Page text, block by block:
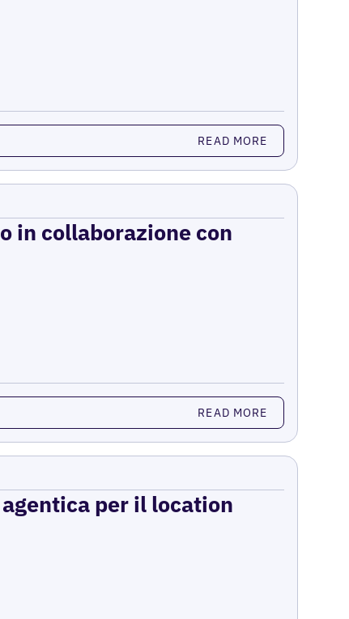
READ MORE
in collaborazione con
READ MORE
per il location